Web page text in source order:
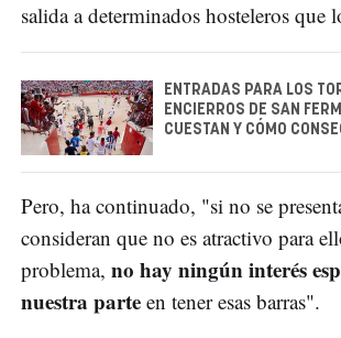
salida a determinados hosteleros que
ENTRADAS PARA LOS
ENCIERROS DE SAN
CUESTAN Y CÓMO
Pero, ha continuado, "si no se
consideran que no es atractivo para
problema, no hay ningún interés
nuestra parte en tener esas barras".